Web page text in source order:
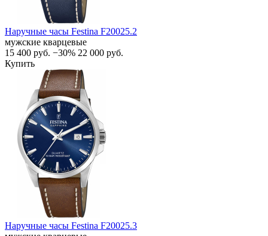
Наручные часы Festina F20025.2
мужские кварцевые
15 400 руб. −30% 22 000 руб.
Купить
Наручные часы Festina F20025.3